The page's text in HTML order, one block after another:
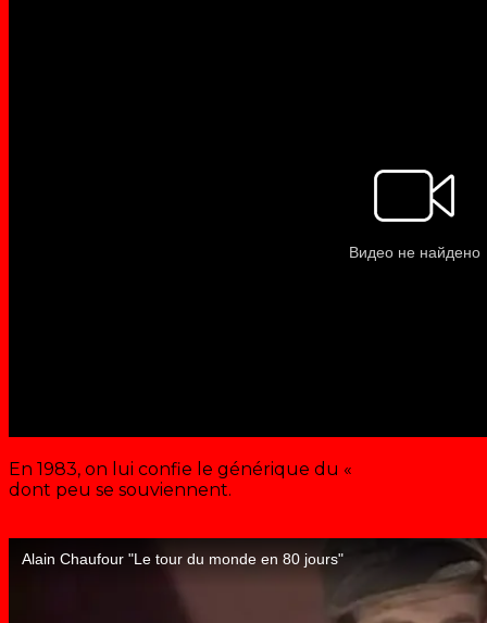
En 1983, on lui confie le générique du «
dont peu se souviennent.